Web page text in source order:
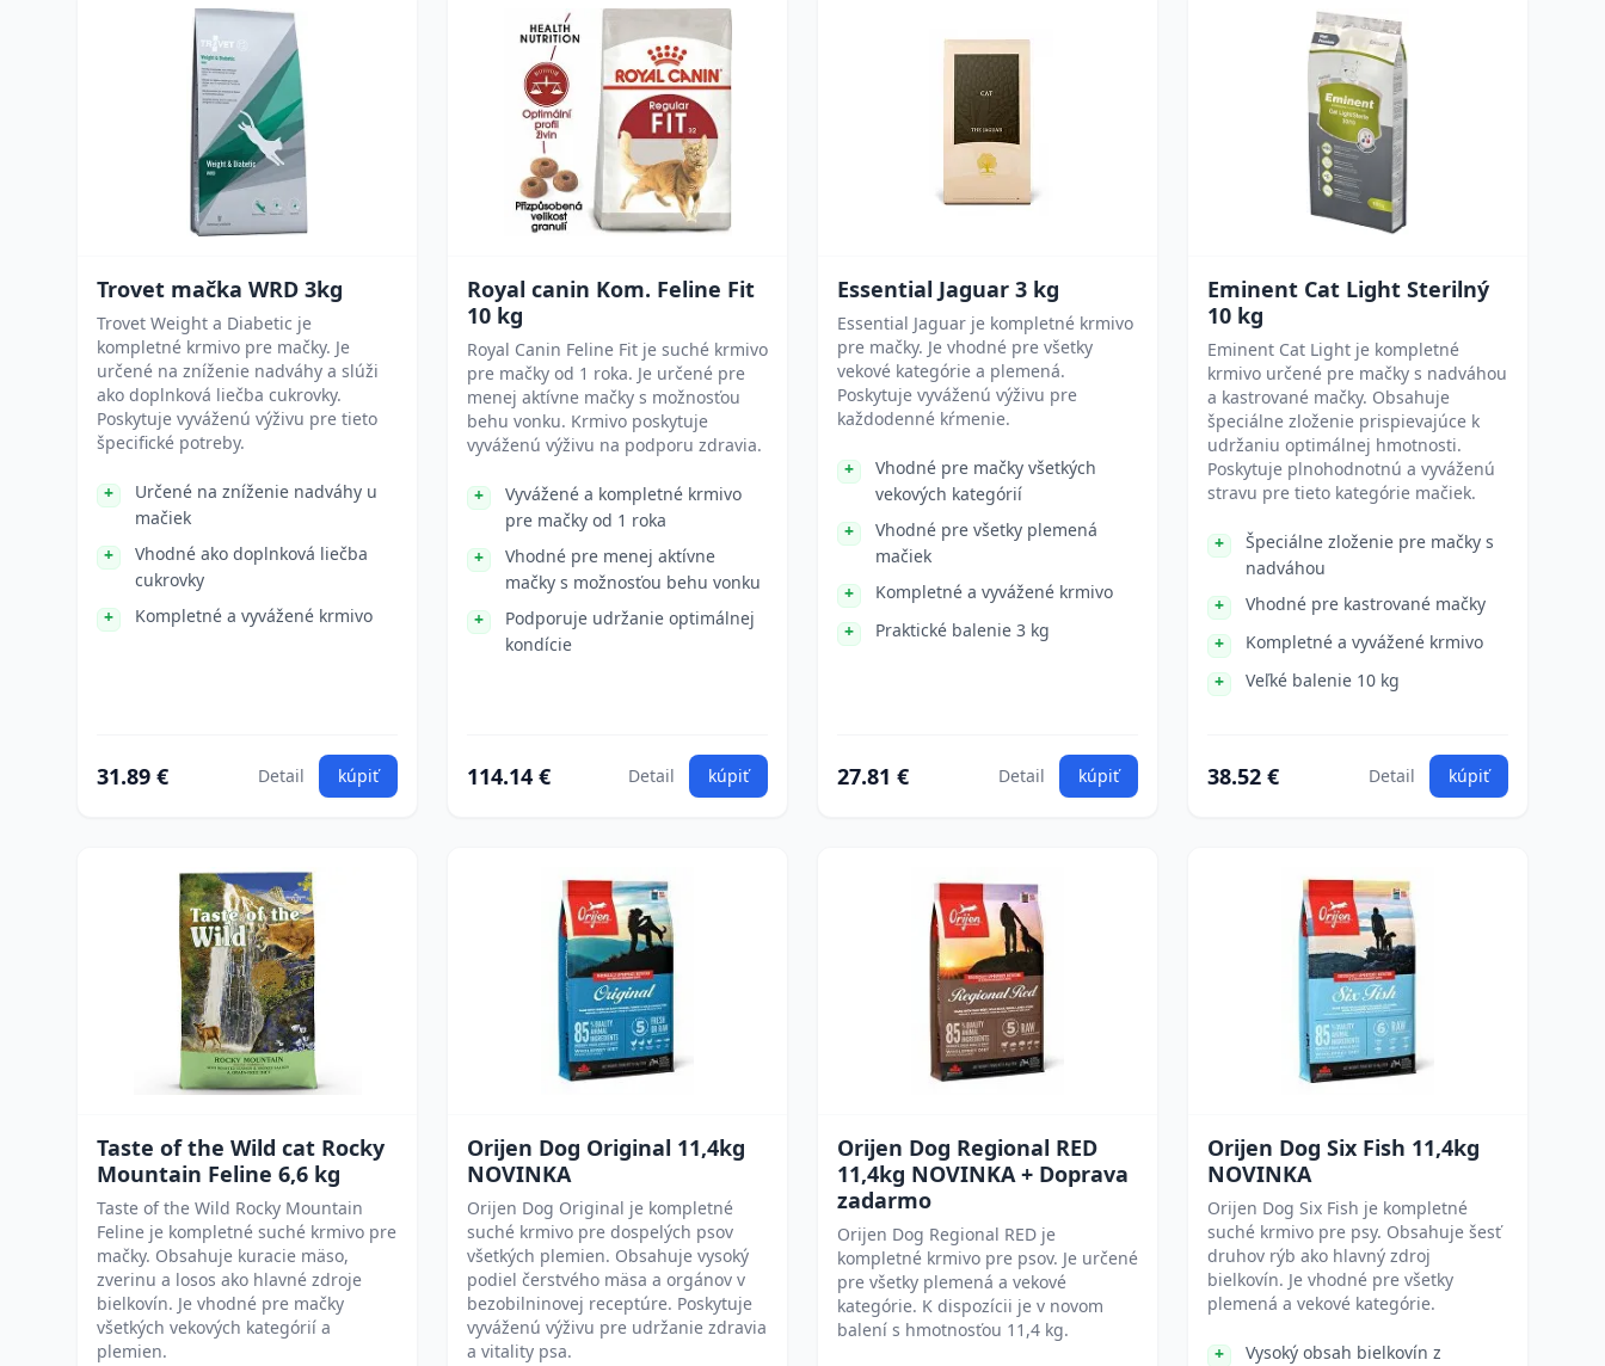
Trovet mačka WRD 3kg
Trovet Weight a Diabetic je
kompletné krmivo pre mačky. Je
určené na zníženie nadváhy a slúži
ako doplnková liečba cukrovky.
Poskytuje vyváženú výživu pre tieto
špecifické potreby.
Určené na zníženie nadváhy u
mačiek
Vhodné ako doplnková liečba
cukrovky
Kompletné a vyvážené krmivo
31.89 € Detail kúpiť
Royal canin Kom. Feline Fit
10 kg
Royal Canin Feline Fit je suché krmivo
pre mačky od 1 roka. Je určené pre
menej aktívne mačky s možnosťou
behu vonku. Krmivo poskytuje
vyváženú výživu na podporu zdravia.
Vyvážené a kompletné krmivo
pre mačky od 1 roka
Vhodné pre menej aktívne
mačky s možnosťou behu vonku
Podporuje udržanie optimálnej
kondície
114.14 € Detail kúpiť
Essential Jaguar 3 kg
Essential Jaguar je kompletné krmivo
pre mačky. Je vhodné pre všetky
vekové kategórie a plemená.
Poskytuje vyváženú výživu pre
každodenné kŕmenie.
Vhodné pre mačky všetkých
vekových kategórií
Vhodné pre všetky plemená
mačiek
Kompletné a vyvážené krmivo
Praktické balenie 3 kg
27.81 € Detail kúpiť
Eminent Cat Light Sterilný
10 kg
Eminent Cat Light je kompletné
krmivo určené pre mačky s nadváhou
a kastrované mačky. Obsahuje
špeciálne zloženie prispievajúce k
udržaniu optimálnej hmotnosti.
Poskytuje plnohodnotnú a vyváženú
stravu pre tieto kategórie mačiek.
Špeciálne zloženie pre mačky s
nadváhou
Vhodné pre kastrované mačky
Kompletné a vyvážené krmivo
Veľké balenie 10 kg
38.52 € Detail kúpiť
Taste of the Wild cat Rocky
Mountain Feline 6,6 kg
Taste of the Wild Rocky Mountain
Feline je kompletné suché krmivo pre
mačky. Obsahuje kuracie mäso,
zverinu a losos ako hlavné zdroje
bielkovín. Je vhodné pre mačky
všetkých vekových kategórií a
plemien.
Orijen Dog Original 11,4kg
NOVINKA
Orijen Dog Original je kompletné
suché krmivo pre dospelých psov
všetkých plemien. Obsahuje vysoký
podiel čerstvého mäsa a orgánov v
bezobilninovej receptúre. Poskytuje
vyváženú výživu pre udržanie zdravia
a vitality psa.
Orijen Dog Regional RED
11,4kg NOVINKA + Doprava
zadarmo
Orijen Dog Regional RED je
kompletné krmivo pre psov. Je určené
pre všetky plemená a vekové
kategórie. K dispozícii je v novom
balení s hmotnosťou 11,4 kg.
Orijen Dog Six Fish 11,4kg
NOVINKA
Orijen Dog Six Fish je kompletné
suché krmivo pre psy. Obsahuje šesť
druhov rýb ako hlavný zdroj
bielkovín. Je vhodné pre všetky
plemená a vekové kategórie.
Vysoký obsah bielkovín z